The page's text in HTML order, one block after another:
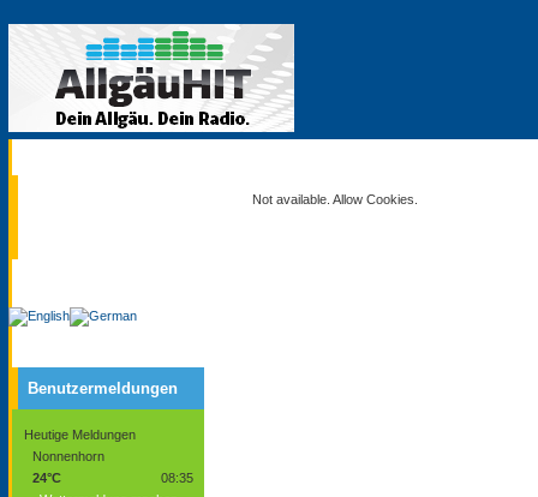
Benutzermeldungen
Heutige Meldungen
Nonnenhorn
24°C
08:35
Not available. Allow Cookies.